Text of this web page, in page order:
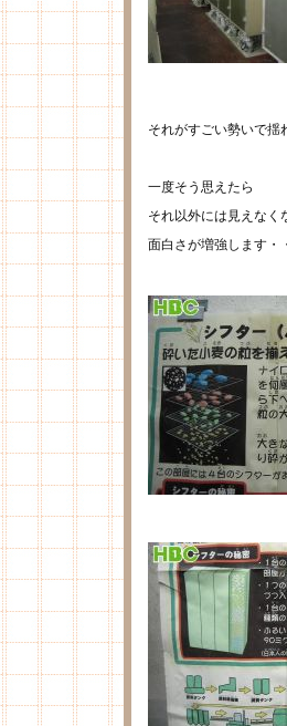
それがすごい勢いで揺
一度そう思えたら
それ以外には見えなく
面白さが増強します・